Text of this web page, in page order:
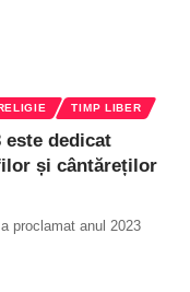
RELIGIE TIMP LIBER
este dedicat
și cântăreților
proclamat anul 2023